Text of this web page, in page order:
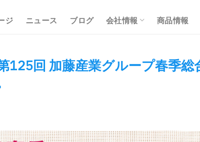
ジ ニュース ブログ 会社情報 商品情報
125回 加藤産業グループ春季総